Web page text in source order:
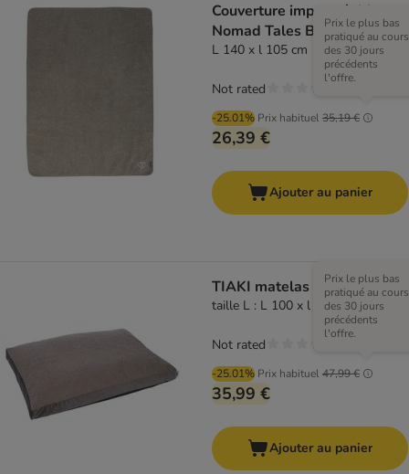
Couverture imperméable
Nomad Tales Blush taupe
L 140 x l 105 cm
-25.01% Prix habituel35,19 €
Prix le plus bas
pratiqué au cours
des 30 jours
précédents
l'offre.
26,39 €
Not rated
Ajouter au panier
TIAKI matelas Teddy, taupe
taille L : L 100 x l 70 x H 10 cm
-25.01% Prix habituel47,99 €
Prix le plus bas
pratiqué au cours
des 30 jours
précédents
l'offre.
35,99 €
Not rated
Ajouter au panier